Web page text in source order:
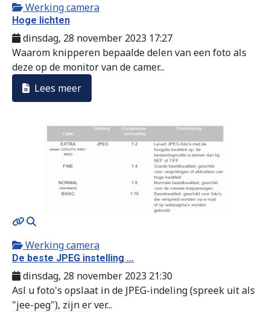
Werking camera
Hoge lichten
dinsdag, 28 november 2023 17:27
Waarom knipperen bepaalde delen van een foto als
deze op de monitor van de camer...
Lees meer
MOD_JTCS_VIEW_ARTICLE_LINK
Werking camera
De beste JPEG instelling ...
dinsdag, 28 november 2023 21:30
Asl u foto's opslaat in de JPEG-indeling (spreek uit als
"jee-peg"), zijn er ver...